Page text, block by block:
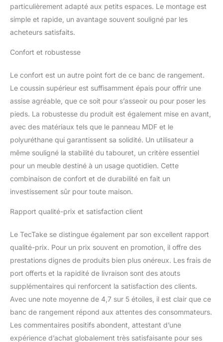
antidérapants pour une
stabilité absolue sans
endommager vos sols.
pour vous relaxer. BANC
COFFRE REMBOURRÉ:
Banc coffre rembourré de
110 x 45 x 42 cm avec
livraison du banc
complet prêt à l'emploi.
Investissez dans un
meuble fonctionnel et
élégant qui combine
rangement spacieux,
confort d'assise et
durabilité pour votre
particulièrement adapté aux petits espaces. Le montage est
simple et rapide, un avantage souvent souligné par les
acheteurs satisfaits.
Confort et robustesse
Le confort est un autre point fort de ce banc de rangement.
Le coussin supérieur est suffisamment épais pour offrir une
assise agréable, que ce soit pour s’asseoir ou pour poser les
pieds. La robustesse du produit est également mise en avant,
avec des matériaux tels que le panneau MDF et le
polyuréthane qui garantissent sa solidité. Un utilisateur a
même souligné la stabilité du tabouret, un critère essentiel
pour un meuble destiné à un usage quotidien. Cette
combinaison de confort et de durabilité en fait un
investissement sûr pour toute maison.
Rapport qualité-prix et satisfaction client
Le TecTake se distingue également par son excellent rapport
qualité-prix. Pour un prix souvent en promotion, il offre des
prestations dignes de produits bien plus onéreux. Les frais de
port offerts et la rapidité de livraison sont des atouts
supplémentaires qui renforcent la satisfaction des clients.
Avec une note moyenne de 4,7 sur 5 étoiles, il est clair que ce
banc de rangement répond aux attentes des consommateurs.
Les commentaires positifs abondent, attestant d’une
expérience d’achat globalement très satisfaisante pour ses